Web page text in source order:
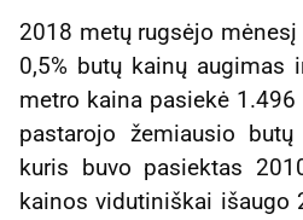
2018 metų rugsėjo
0,5% butų kainų augimas
metro kaina pasiekė 1.496
pastarojo žemiausio
kuris buvo pasiektas
kainos vidutiniškai išaugo